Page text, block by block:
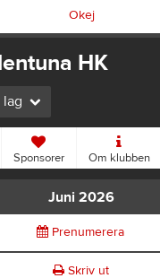
Okej
HK
lag
Sponsorer Om klubben
Juni 2026
Prenumerera
Skriv ut